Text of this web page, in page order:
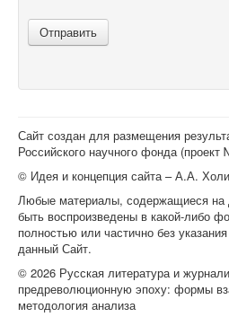
Отправить
Сайт создан для размещения
Российского научного фонда (проект
© Идея и концепция сайта – А.А.
Любые материалы, содержащиеся на
быть воспроизведены в какой-либо
полностью или частично без
данный Сайт.
© 2026 Русская литература и
предреволюционную эпоху: формы
методология анализа